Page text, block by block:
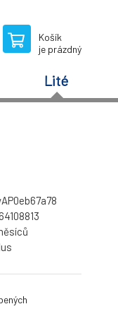
Košík
je prázdný
Lité